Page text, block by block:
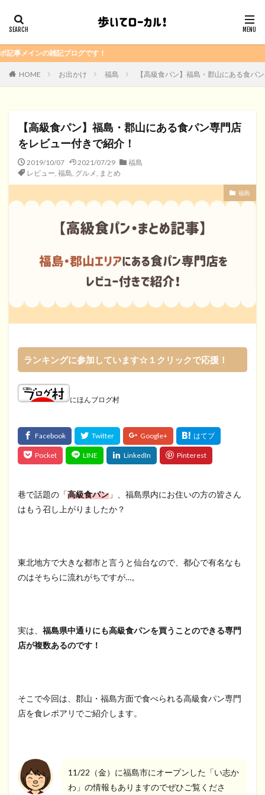
ログです！
HOME お出かけ 福島 【高級食パン】福島・郡山にある食パ
【高級食パン】福島・郡山にある食パン専門店
をレビュー付きで紹介！
2019/10/07 2021/07/29
福島
レビュー, 福島, グルメ, まとめ
福島
ランキングに参加しています☆１クリックで応援！
にほんブログ村
巷で話題の「高級食パン 」、福島県内にお住いの方の皆さん
はもう召し上がりましたか？
東北地方で大きな都市と言うと仙台なので、都心で有名なも
のはそちらに流れがちですが…。
実は、 福島県中通りにも高級食パンを買うことのできる専門
店が複数あるのです！
そこで今回は、郡山・福島方面で食べられる高級食パン専門
店を食レポアリでご紹介します。
11/22（金）に福島市にオープンした「い志か
わ」の情報もありますのでぜひご覧くださ